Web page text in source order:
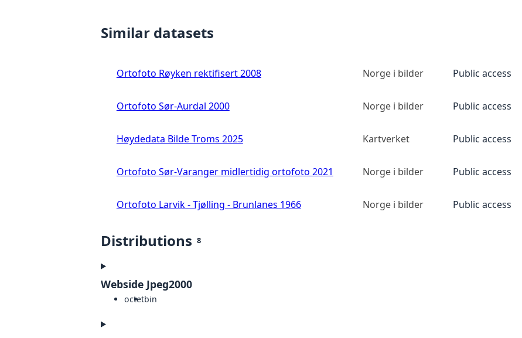
Similar datasets
Ortofoto Røyken rektifisert 2008 Norge i bilder Public access
Ortofoto Sør-Aurdal 2000 Norge i bilder Public access
Høydedata Bilde Troms 2025 Kartverket Public access
Ortofoto Sør-Varanger midlertidig ortofoto 2021 Norge i bilder Public access
Ortofoto Larvik - Tjølling - Brunlanes 1966 Norge i bilder Public access
Distributions 8
Webside Jpeg2000
octetbin